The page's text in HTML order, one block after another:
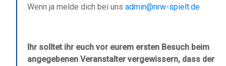
Wenn ja melde dich bei uns admin@nrw-spielt.de
Ihr solltet ihr euch vor eurem ersten Besuch beim
angegebenen Veranstalter vergewissern, dass der